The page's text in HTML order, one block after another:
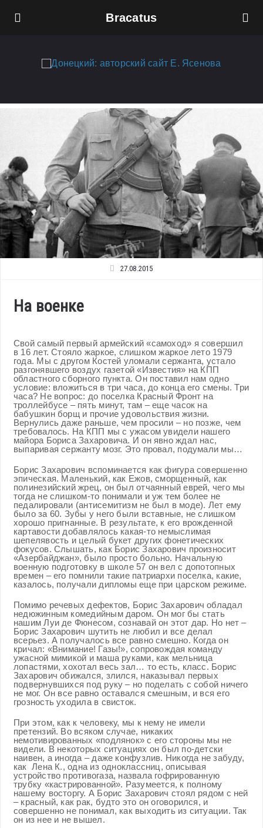
Bracatus
27.08.2015
На военке
Свой самый первый армейский «самоход» я совершил
в 16 лет. Стояло жаркое, слишком жаркое лето 1979
года. Мы с другом Костей уломали сержанта, устало
разгонявшего воздух газетой «Известия» на КПП
областного сборного пункта. Он поставил нам одно
условие: вложиться в три часа, до конца его смены. Три
часа? Не вопрос: до поселка Красный Фронт на
троллейбусе – пять минут, там – еще часок на
бабушкин борщ и прочие удовольствия жизни.
Вернулись даже раньше, чем просили – но позже, чем
требовалось. На КПП мы с ужасом увидели нашего
майора Бориса Захаровича. И он явно ждал нас,
выпаривая сержанту мозг. Это провал, подумали мы…
Борис Захарович вспоминается как фигура совершенно
эпическая. Маленький, как Ежов, сморщенный, как
полинезийский жрец, он был отчаянный еврей, чего мы
тогда не слишком-то понимали и уж тем более не
педалировали (антисемитизм не был в моде). Лет ему
было за 60. Зубы у него были вставные, не слишком
хорошо пригнанные. В результате, к его врожденной
картавости добавлялось какая-то немыслимая
шепелявость и целый букет других фонетических
фокусов. Слышать, как Борис Захарович произносит
«Азербайджан», было просто больно. Начальную
военную подготовку в школе 57 он вел с допотопных
времен – его помнили такие патриархи поселка, какие,
казалось, получали дипломы еще при царском режиме.
Помимо речевых дефектов, Борис Захарович обладал
недюжинным комедийным даром. Он мог бы стать
нашим Луи де Фюнесом, сознавай он этот дар. Но нет –
Борис Захарович шутить не любил и все делал
всерьез. А получалось все равно смешно. Когда он
кричал: «Внимание! Газы!», сопровождая команду
ужасной мимикой и маша руками, как мельница
лопастями, хохотал весь зал… то есть, класс. Борис
Захарович обижался, злился, наказывал первых
подвернувшихся под руку – но поделать с собой ничего
не мог. Он все равно оставался смешным, и вся его
грозность уходила в свисток.
При этом, как к человеку, мы к нему не имели
претензий. Во всяком случае, никаких
немотивированных «подлянок» с его стороны мы не
видели. В некоторых ситуациях он был по-детски
наивен, а иногда – даже конфузлив. Никогда не забуду,
как Лена К., одна из одноклассниц, описывая
устройство противогаза, назвала гофрированную
трубку «кастрированной». Разумеется, к полному
нашему восторгу. А Борис Захарович стоял рядом с ней
– красный, как рак, будто это он оговорился, и
совершенно не понимал, как выходить из ситуации. Так
он из нее и не вышел.